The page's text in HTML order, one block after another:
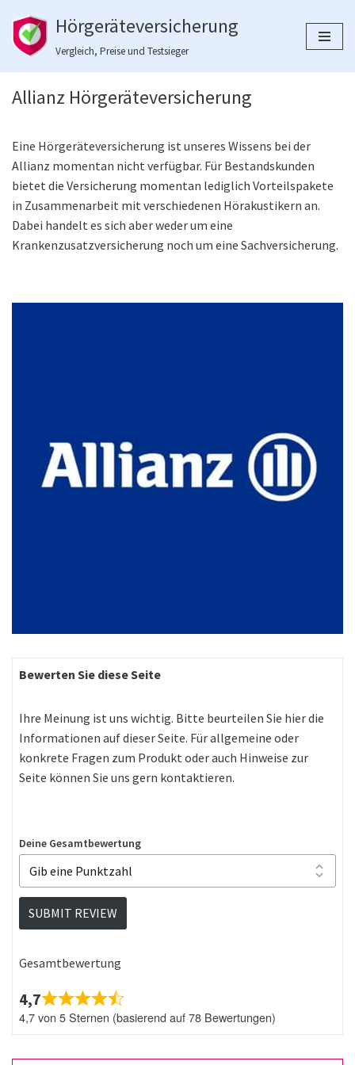
Zum
Hörgeräteversicherung
Vergleich, Preise und Testsieger
Allianz Hörgeräteversicherung
Eine Hörgeräteversicherung ist unseres Wissens bei der
Allianz momentan nicht verfügbar. Für Bestandskunden
bietet die Versicherung momentan lediglich Vorteilspakete
in Zusammenarbeit mit verschiedenen Hörakustikern an.
Dabei handelt es sich aber weder um eine
Krankenzusatzversicherung noch um eine Sachversicherung.
Bewerten Sie diese Seite
Ihre Meinung ist uns wichtig. Bitte beurteilen Sie hier die
Informationen auf dieser Seite. Für allgemeine oder
konkrete Fragen zum Produkt oder auch Hinweise zur
Seite können Sie uns gern kontaktieren.
Deine Gesamtbewertung
SUBMIT REVIEW
Gesamtbewertung
4,7
4,7 von 5 Sternen (basierend auf 78 Bewertungen)